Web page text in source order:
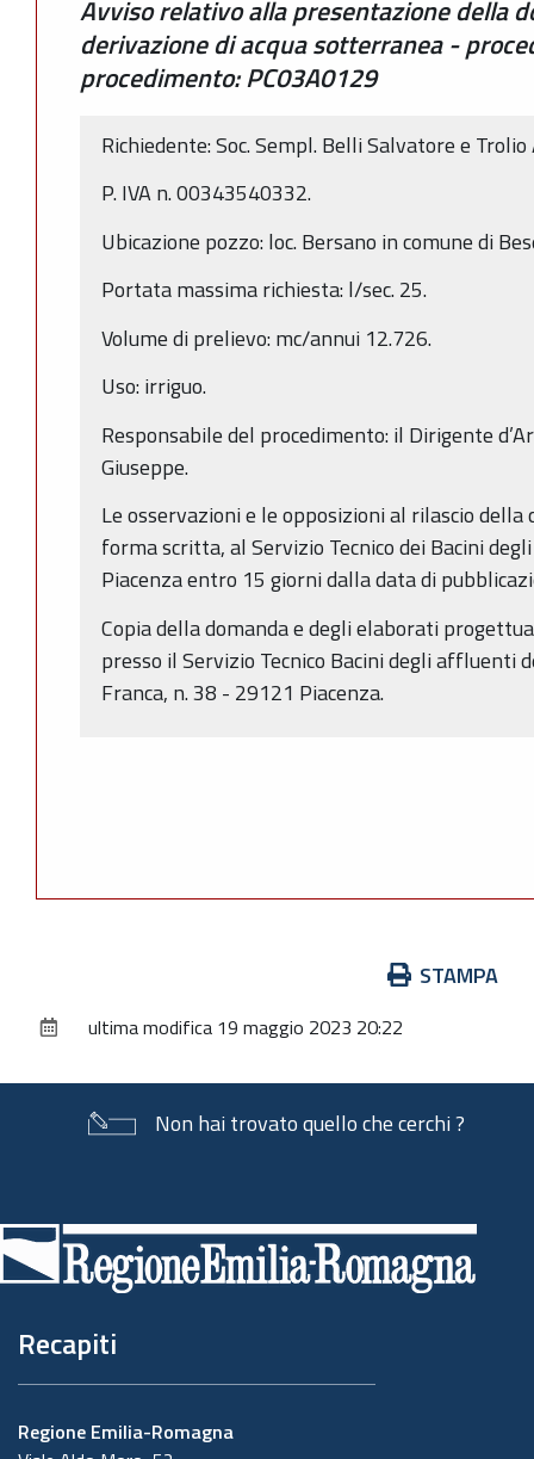
Avviso relativo alla presentazione della
derivazione di acqua sotterranea -
procedimento: PC03A0129
Richiedente: Soc. Sempl. Belli Salvatore e
P. IVA n. 00343540332.
Ubicazione pozzo: loc. Bersano in comune di
Portata massima richiesta: l/sec. 25.
Volume di prelievo: mc/annui 12.726.
Uso: irriguo.
Responsabile del procedimento: il Dirigente
Giuseppe.
Le osservazioni e le opposizioni al rilascio
forma scritta, al Servizio Tecnico dei Bacini
Piacenza entro 15 giorni dalla data di
Copia della domanda e degli elaborati
presso il Servizio Tecnico Bacini degli affluenti
Franca, n. 38 - 29121 Piacenza.
documento
STAMPA
ultima modifica 19 maggio 2023 20:22
Non hai trovato quello che cerchi ?
di
pagina
Recapiti
Regione Emilia-Romagna